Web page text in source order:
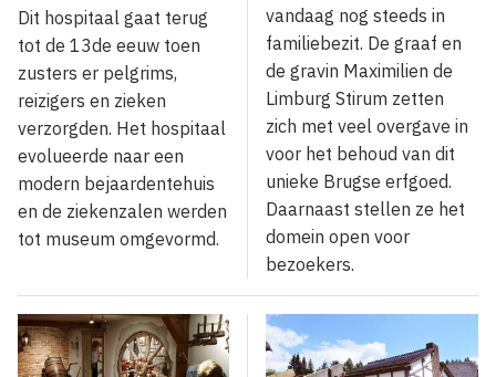
Dit hospitaal gaat terug
tot de 13de eeuw toen
zusters er pelgrims,
reizigers en zieken
verzorgden. Het hospitaal
evolueerde naar een
modern bejaardentehuis
en de ziekenzalen werden
tot museum omgevormd.
vandaag nog steeds in
familiebezit. De graaf en
de gravin Maximilien de
Limburg Stirum zetten
zich met veel overgave in
voor het behoud van dit
unieke Brugse erfgoed.
Daarnaast stellen ze het
domein open voor
bezoekers.